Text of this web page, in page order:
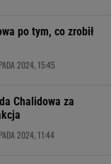
po tym, co zrobił
2024, 15:45
Chalidowa za
2024, 11:44